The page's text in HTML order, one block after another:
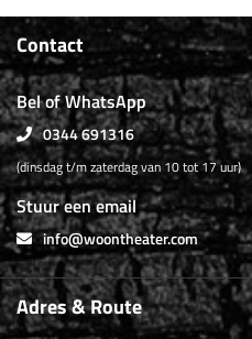
Contact
Bel of WhatsApp
0344 691316
(dinsdag t/m zaterdag van 10 tot 17 uur)
Stuur een email
info@woontheater.com
Adres & Route